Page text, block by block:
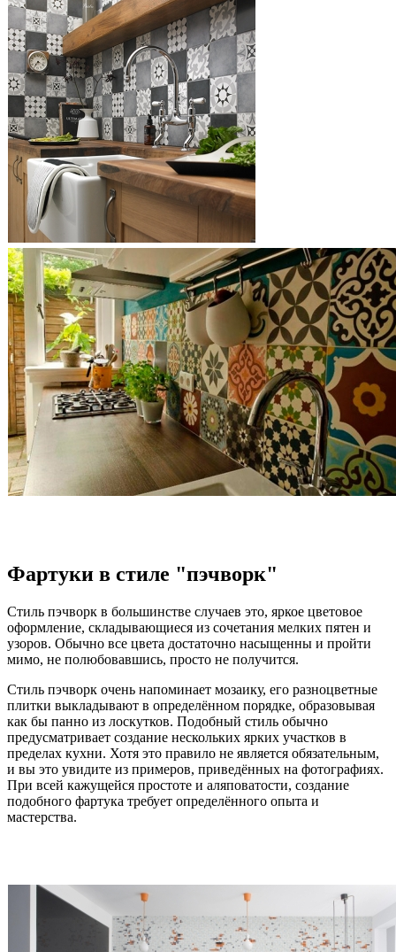
Фартуки в стиле "пэчворк"
Стиль пэчворк в большинстве случаев это, яркое цветовое
оформление, складывающиеся из сочетания мелких пятен и
узоров. Обычно все цвета достаточно насыщенны и пройти
мимо, не полюбовавшись, просто не получится.
Стиль пэчворк очень напоминает мозаику, его разноцветные
плитки выкладывают в определённом порядке, образовывая
как бы панно из лоскутков. Подобный стиль обычно
предусматривает создание нескольких ярких участков в
пределах кухни. Хотя это правило не является обязательным,
и вы это увидите из примеров, приведённых на фотографиях.
При всей кажущейся простоте и аляповатости, создание
подобного фартука требует определённого опыта и
мастерства.